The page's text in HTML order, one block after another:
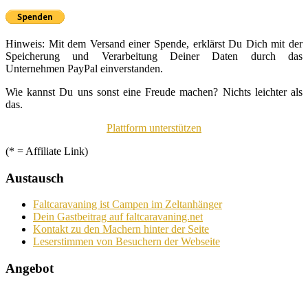
Hinweis: Mit dem Versand einer Spende, erklärst Du Dich mit der
Speicherung und Verarbeitung Deiner Daten durch das
Unternehmen PayPal einverstanden.
Wie kannst Du uns sonst eine Freude machen? Nichts leichter als
das.
Plattform unterstützen
(* = Affiliate Link)
Austausch
Faltcaravaning ist Campen im Zeltanhänger
Dein Gastbeitrag auf faltcaravaning.net
Kontakt zu den Machern hinter der Seite
Leserstimmen von Besuchern der Webseite
Angebot